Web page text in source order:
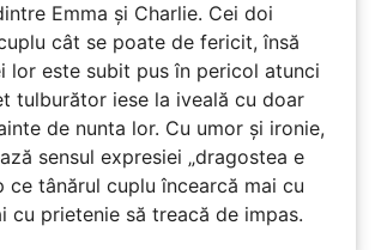
Emma și Charlie. Cei doi
cât se poate de fericit, însă
lor este subit pus în pericol atunci
tulburător iese la iveală cu doar
de nunta lor. Cu umor și ironie,
sensul expresiei „dragostea e
ce tânărul cuplu încearcă mai cu
cu prietenie să treacă de impas.